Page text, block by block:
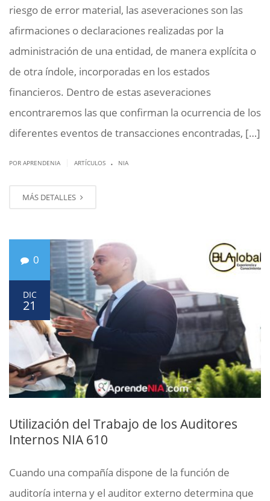
riesgo de error material, las aseveraciones son las
afirmaciones o declaraciones realizadas por la
administración de una entidad, de manera explícita o
de otra índole, incorporadas en los estados
financieros. Dentro de estas aseveraciones
encontraremos las que confirman la ocurrencia de los
diferentes eventos de transacciones encontradas, […]
POR APRENDENIA ARTÍCULOS . NIA
MÁS DETALLES
0
DIC
21
Utilización del Trabajo de los Auditores
Internos NIA 610
Cuando una compañía dispone de la función de
auditoría interna y el auditor externo determina que